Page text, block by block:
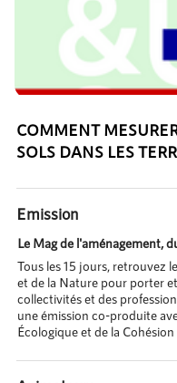
COMMENT
SOLS DANS LES
Emission
Le Mag de l'aménagement,
Tous les 15 jours, retrouvez
et de la Nature pour porter
collectivités et des
une émission co-produite
Écologique et de la